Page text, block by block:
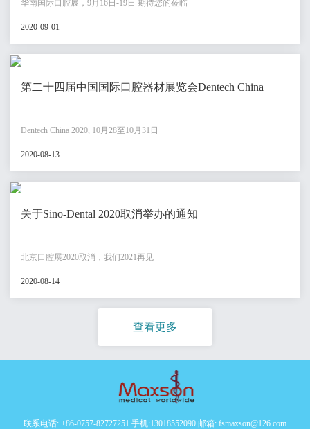
华南国际口腔展，9月16日-19日 期待您的莅临
2020-09-01
第二十四届中国国际口腔器材展览会Dentech China
Dentech China 2020, 10月28至10月31日
2020-08-13
关于Sino-Dental 2020取消举办的通知
北京口腔展2020取消，我们2021再见
2020-08-14
查看更多
联系电话: +86-0757-82727251 手机:13018552090 邮箱: fsmaxson@126.com